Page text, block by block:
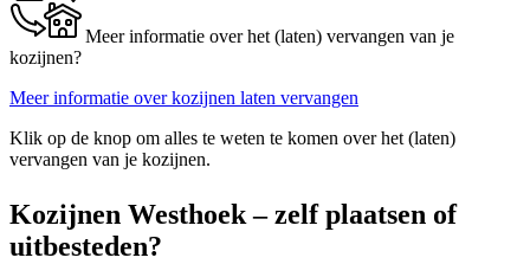
Meer informatie over het (laten) vervangen van je
kozijnen?
Meer informatie over kozijnen laten vervangen
Klik op de knop om alles te weten te komen over het (laten)
vervangen van je kozijnen.
Kozijnen Westhoek – zelf plaatsen of
uitbesteden?